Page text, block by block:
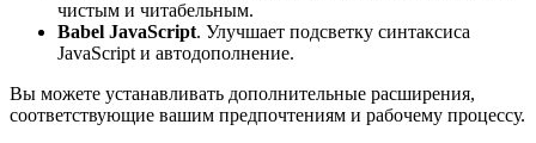
чистым и читабельным.
Babel JavaScript. Улучшает подсветку синтаксиса
JavaScript и автодополнение.
Вы можете устанавливать дополнительные расширения,
соответствующие вашим предпочтениям и рабочему процессу.